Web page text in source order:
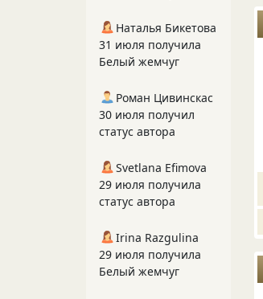
Наталья Бикетова
31 июля получила
Белый жемчуг
Роман Цивинскас
30 июля получил
статус автора
Svetlana Efimova
29 июля получила
статус автора
Irina Razgulina
29 июля получила
Белый жемчуг